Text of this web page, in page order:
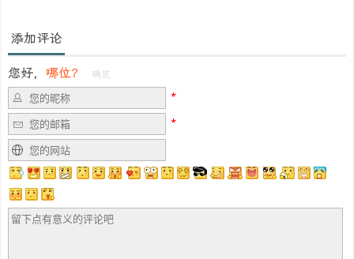
添加评论
您好， 哪位？ 确定